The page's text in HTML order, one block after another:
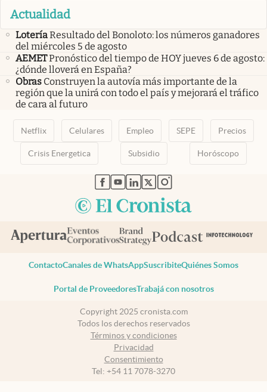
Actualidad
LoteríaResultado del Bonoloto: los números ganadores
del miércoles 5 de agosto
AEMETPronóstico del tiempo de HOY jueves 6 de agosto:
¿dónde lloverá en España?
Obras Construyen la autovía más importante de la
región que la unirá con todo el país y mejorará el tráfico
de cara al futuro
Netflix Celulares Empleo SEPE Precios
Crisis Energetica Subsidio Horóscopo
abre en nueva pestaña
abre en nueva pestaña
abre en nueva pestaña
abre en nueva pestaña
abre en nueva pestaña
ContactoCanales de WhatsAppSuscribiteQuiénes Somos
Portal de ProveedoresTrabajá con nosotros
Copyright 2025 cronista.com
Todos los derechos reservados
Términos y condiciones
Privacidad
Consentimiento
Tel: +54 11 7078-3270